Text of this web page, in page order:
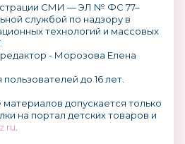
СМИ — ЭЛ № ФС 77–
службой по надзору в
технологий и массовых
- Морозова Елена
до 16 лет.
допускается только
на портал детских товаров и